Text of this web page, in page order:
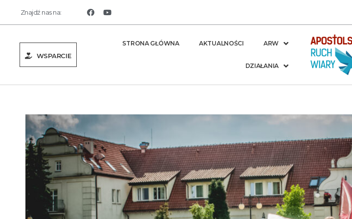
Znajdź nas na:
WSPARCIE
STRONA GŁÓWNA AKTUALNOŚCI ARW
DZIAŁANIA